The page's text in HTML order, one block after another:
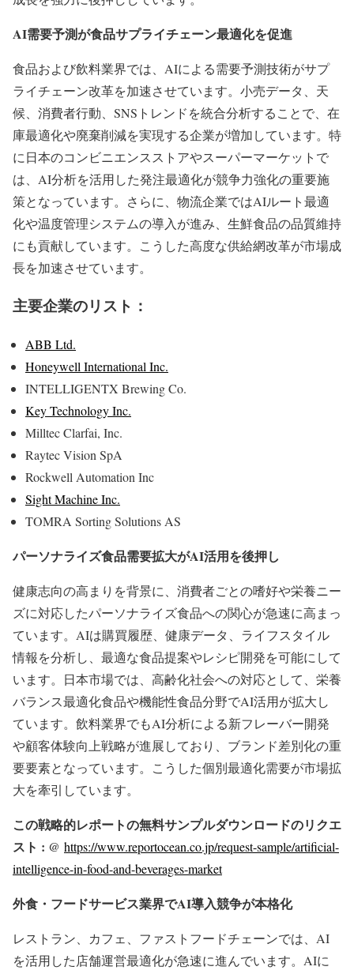
AI需要予測が食品サプライチェーン最適化を促進
食品および飲料業界では、AIによる需要予測技術がサプ
ライチェーン改革を加速させています。小売データ、天
候、消費者行動、SNSトレンドを統合分析することで、在
庫最適化や廃棄削減を実現する企業が増加しています。特
に日本のコンビニエンスストアやスーパーマーケットで
は、AI分析を活用した発注最適化が競争力強化の重要施
策となっています。さらに、物流企業ではAIルート最適
化や温度管理システムの導入が進み、生鮮食品の品質維持
にも貢献しています。こうした高度な供給網改革が市場成
長を加速させています。
主要企業のリスト：
ABB Ltd.
Honeywell International Inc.
INTELLIGENTX Brewing Co.
Key Technology Inc.
Milltec Clarfai, Inc.
Raytec Vision SpA
Rockwell Automation Inc
Sight Machine Inc.
TOMRA Sorting Solutions AS
パーソナライズ食品需要拡大がAI活用を後押し
健康志向の高まりを背景に、消費者ごとの嗜好や栄養ニー
ズに対応したパーソナライズ食品への関心が急速に高まっ
ています。AIは購買履歴、健康データ、ライフスタイル
情報を分析し、最適な食品提案やレシピ開発を可能にして
います。日本市場では、高齢化社会への対応として、栄養
バランス最適化食品や機能性食品分野でAI活用が拡大し
ています。飲料業界でもAI分析による新フレーバー開発
や顧客体験向上戦略が進展しており、ブランド差別化の重
要要素となっています。こうした個別最適化需要が市場拡
大を牽引しています。
この戦略的レポートの無料サンプルダウンロードのリクエ
スト : @ https://www.reportocean.co.jp/request-sample/artificial-
intelligence-in-food-and-beverages-market
外食・フードサービス業界でAI導入競争が本格化
レストラン、カフェ、ファストフードチェーンでは、AI
を活用した店舗運営最適化が急速に進んでいます。AIに